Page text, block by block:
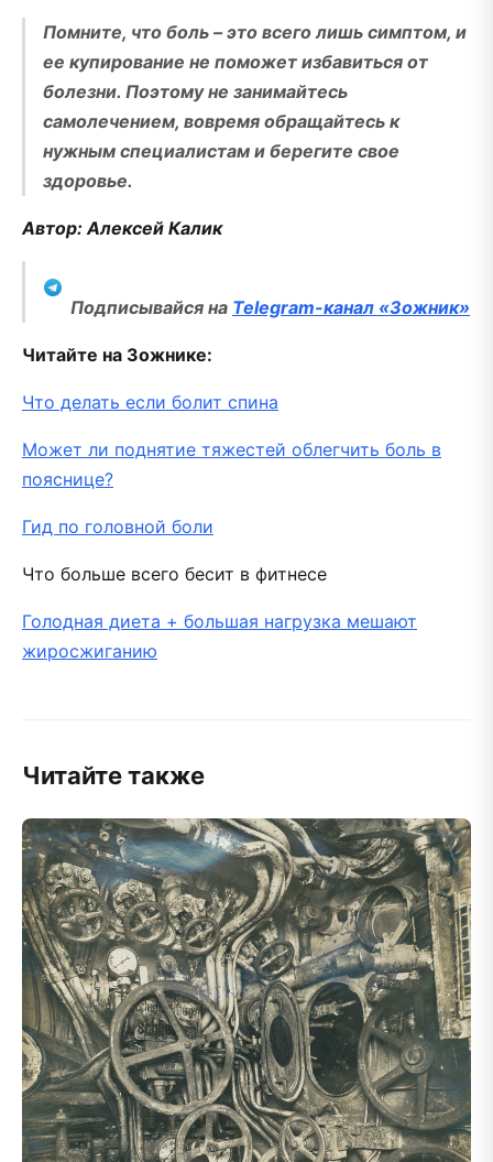
Помните, что боль – это всего лишь симптом, и
ее купирование не поможет избавиться от
болезни. Поэтому не занимайтесь
самолечением, вовремя обращайтесь к
нужным специалистам и берегите свое
здоровье.
Автор: Алексей Калик
Подписывайся на Telegram-канал «Зожник»
Читайте на Зожнике:
Что делать если болит спина
Может ли поднятие тяжестей облегчить боль в
пояснице?
Гид по головной боли
Что больше всего бесит в фитнесе
Голодная диета + большая нагрузка мешают
жиросжиганию
Читайте также